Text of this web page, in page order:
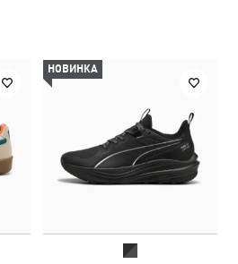
НОВИНКА